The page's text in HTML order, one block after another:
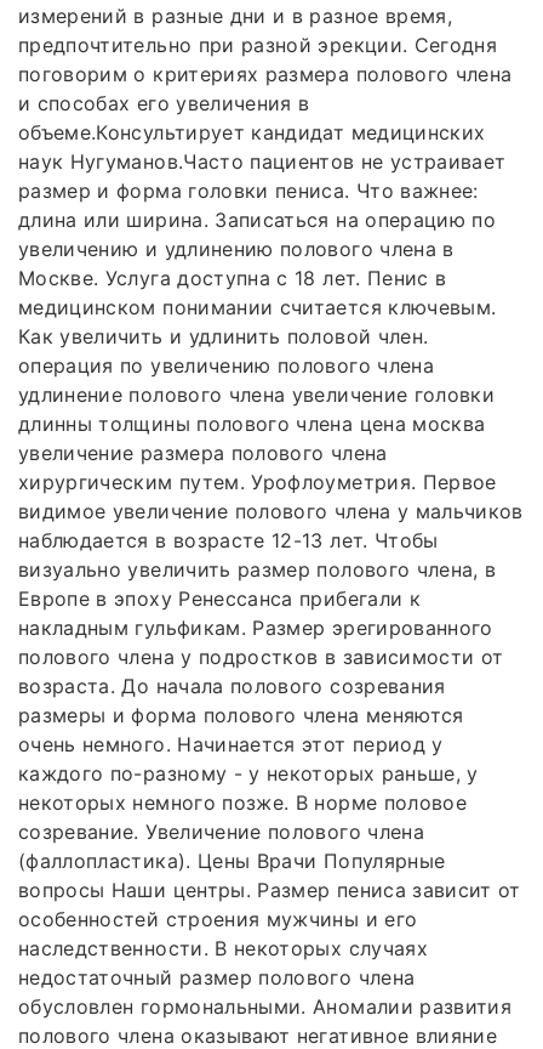
измерений в разные дни и в разное время,
предпочтительно при разной эрекции. Сегодня
поговорим о критериях размера полового члена
и способах его увеличения в
объеме.Консультирует кандидат медицинских
наук Нугуманов.Часто пациентов не устраивает
размер и форма головки пениса. Что важнее:
длина или ширина. Записаться на операцию по
увеличению и удлинению полового члена в
Москве. Услуга доступна с 18 лет. Пенис в
медицинском понимании считается ключевым.
Как увеличить и удлинить половой член.
операция по увеличению полового члена
удлинение полового члена увеличение головки
длинны толщины полового члена цена москва
увеличение размера полового члена
хирургическим путем. Урофлоуметрия. Первое
видимое увеличение полового члена у мальчиков
наблюдается в возрасте 12-13 лет. Чтобы
визуально увеличить размер полового члена, в
Европе в эпоху Ренессанса прибегали к
накладным гульфикам. Размер эрегированного
полового члена у подростков в зависимости от
возраста. До начала полового созревания
размеры и форма полового члена меняются
очень немного. Начинается этот период у
каждого по-разному - у некоторых раньше, у
некоторых немного позже. В норме половое
созревание. Увеличение полового члена
(фаллопластика). Цены Врачи Популярные
вопросы Наши центры. Размер пениса зависит от
особенностей строения мужчины и его
наследственности. В некоторых случаях
недостаточный размер полового члена
обусловлен гормональными. Аномалии развития
полового члена оказывают негативное влияние